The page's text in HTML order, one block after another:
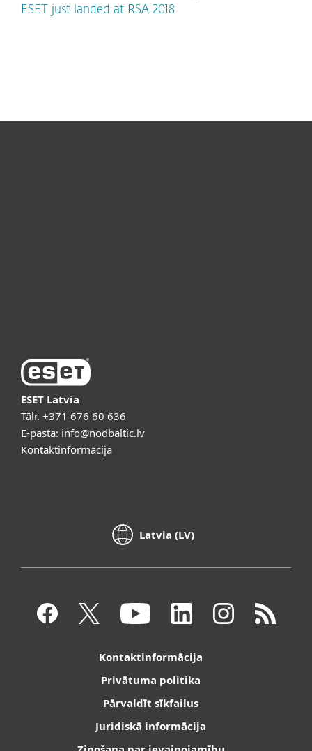
ESET just landed at RSA 2018
ESET Latvia
Tālr. +371 676 60 636
E-pasta: info@nodbaltic.lv
Kontaktinformācija
Latvia (LV)
Kontaktinformācija
Privātuma politika
Pārvaldīt sīkfailus
Juridiskā informācija